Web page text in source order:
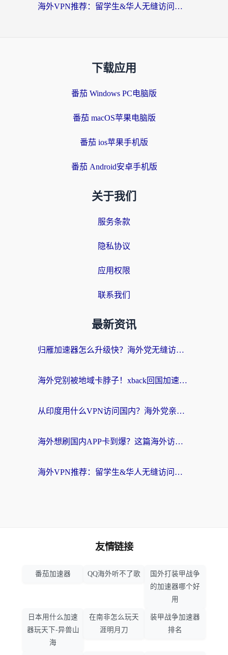
海外VPN推荐：留学生&华人无缝访问国内资源的避坑指南
下载应用
番茄 Windows PC电脑版
番茄 macOS苹果电脑版
番茄 ios苹果手机版
番茄 Android安卓手机版
关于我们
服务条款
隐私协议
应用权限
联系我们
最新资讯
归雁加速器怎么升级快？海外党无缝访问国内资源的全攻略（附免费VPN推荐Dcard热门款）
海外党别被地域卡脖子！xback回国加速器选择全攻略，轻松刷剧玩国服
从印度用什么VPN访问国内？海外党亲测的无缝回国上网指南
海外想刷国内APP卡到爆？这篇海外访问国内服务器加速指南帮你解决所有问题
海外VPN推荐：留学生&华人无缝访问国内资源的避坑指南
友情链接
番茄加速器 QQ海外听不了歌
国外打装甲战争
的加速器哪个好
用
日本用什么加速
器玩天下-异兽山
海
在南非怎么玩天
涯明月刀
装甲战争加速器
排名